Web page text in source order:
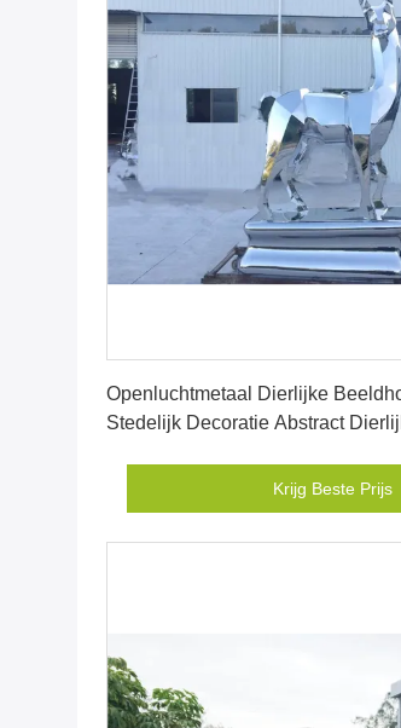
Openluchtmetaal Dierlijke
Stedelijk Decoratie Abstract
Krijg Beste Prijs